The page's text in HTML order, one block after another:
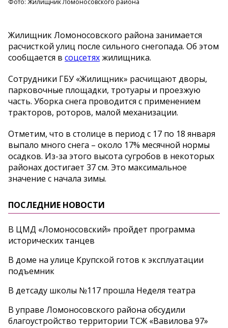
Жилищник Ломоносовского района занимается
расчисткой улиц после сильного снегопада. Об этом
сообщается в соцсетяхжилищника.
Сотрудники ГБУ «Жилищник» расчищают дворы,
парковочные площадки, тротуары и проезжую
часть. Уборка снега проводится с применением
тракторов, роторов, малой механизации.
Отметим, что в столице в период с 17 по 18 января
выпало много снега – около 17% месячной нормы
осадков. Из-за этого высота сугробов в некоторых
районах достигает 37 см. Это максимальное
значение с начала зимы.
ПОСЛЕДНИЕ НОВОСТИ
В ЦМД «Ломоносовский» пройдет программа
исторических танцев
В доме на улице Крупской готов к эксплуатации
подъемник
В детсаду школы №117 прошла Неделя театра
В управе Ломоносовского района обсудили
благоустройство территории ТСЖ «Вавилова 97»